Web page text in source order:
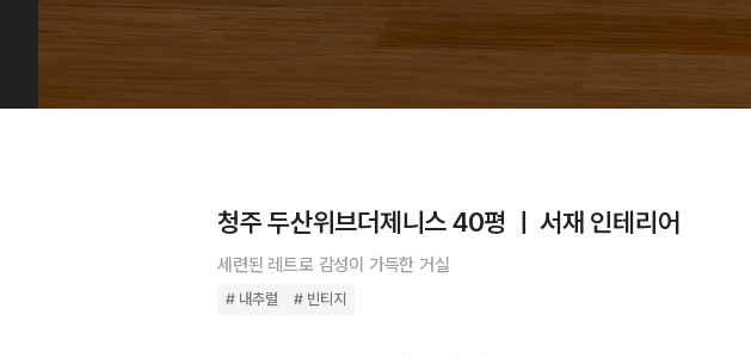
청주 두산위브더제니스 40평 ㅣ 서재 인테리어
세련된 레트로 감성이 가득한 거실
# 내추럴 # 빈티지